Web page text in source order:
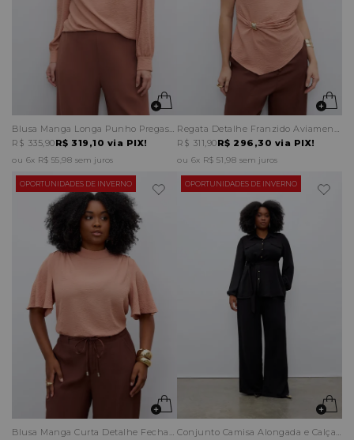
Blusa Manga Longa Punho Pregas Ombro
R$ 319,10 via PIX!
R$ 335,90
6x R$ 55,98 sem juros
Regata Detalhe Franzido Aviamento Lateral
R$ 296,30 via PIX!
R$ 311,90
6x R$ 51,98 sem juros
OPORTUNIDADES DE INVERNO
Blusa Manga Curta Detalhe Fechamento Ombro
OPORTUNIDADES DE INVERNO
Conjunto Camisa Alongada e Calça Pantalona Recortes